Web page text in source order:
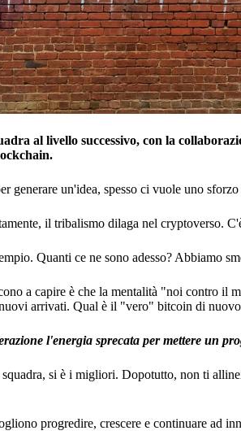
al livello successivo, con la
generare un'idea, spesso ci vuole uno
il tribalismo dilaga nel cryptoverso.
Quanti ce ne sono adesso? Abbiamo
a capire è che la mentalità "noi contro il
arrivati. Qual è il "vero" bitcoin di
l'energia sprecata per mettere un
si è i migliori. Dopotutto, non ti
progredire, crescere e continuare ad